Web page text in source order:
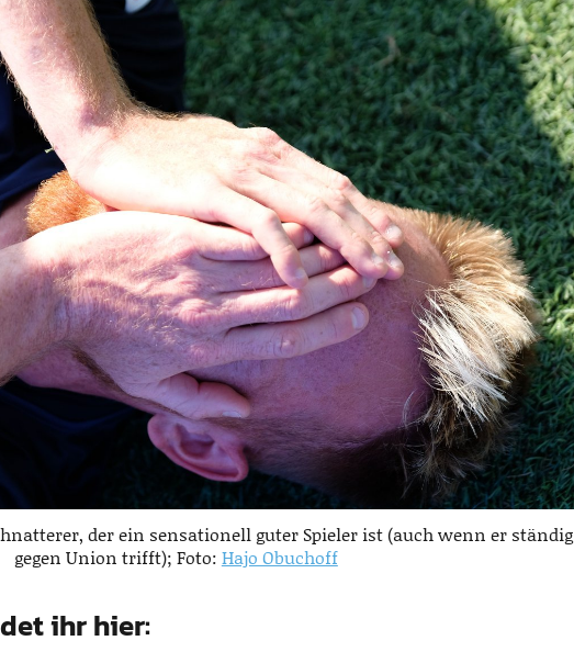
der ein sensationell guter Spieler ist (auch wenn er ständig
gegen Union trifft); Foto: Hajo Obuchoff
ihr hier: